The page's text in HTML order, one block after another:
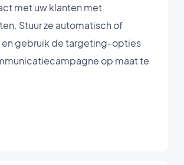
met uw klanten met
Stuur ze automatisch of
en gebruik de targeting-opties
op maat te